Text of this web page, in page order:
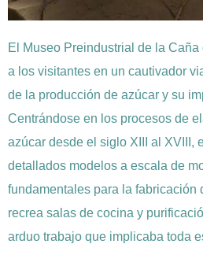
El Museo Preindustrial de la
a los visitantes en un cautivador
de la producción de azúcar y su
Centrándose en los procesos de
azúcar desde el siglo XIII al XVIII,
detallados modelos a escala de
fundamentales para la fabricación
recrea salas de cocina y
arduo trabajo que implicaba toda